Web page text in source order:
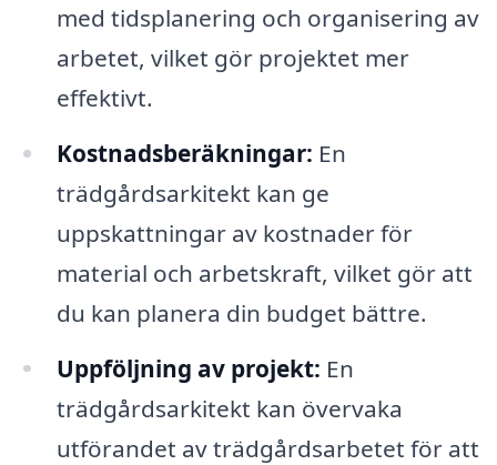
med tidsplanering och organisering av
arbetet, vilket gör projektet mer
effektivt.
Kostnadsberäkningar: En
trädgårdsarkitekt kan ge
uppskattningar av kostnader för
material och arbetskraft, vilket gör att
du kan planera din budget bättre.
Uppföljning av projekt: En
trädgårdsarkitekt kan övervaka
utförandet av trädgårdsarbetet för att